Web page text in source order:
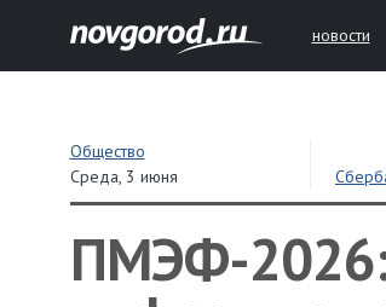
новости
Общество
Среда, 3 июня
ПМЭФ-2026: